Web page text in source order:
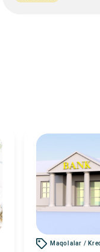
Maqolalar /